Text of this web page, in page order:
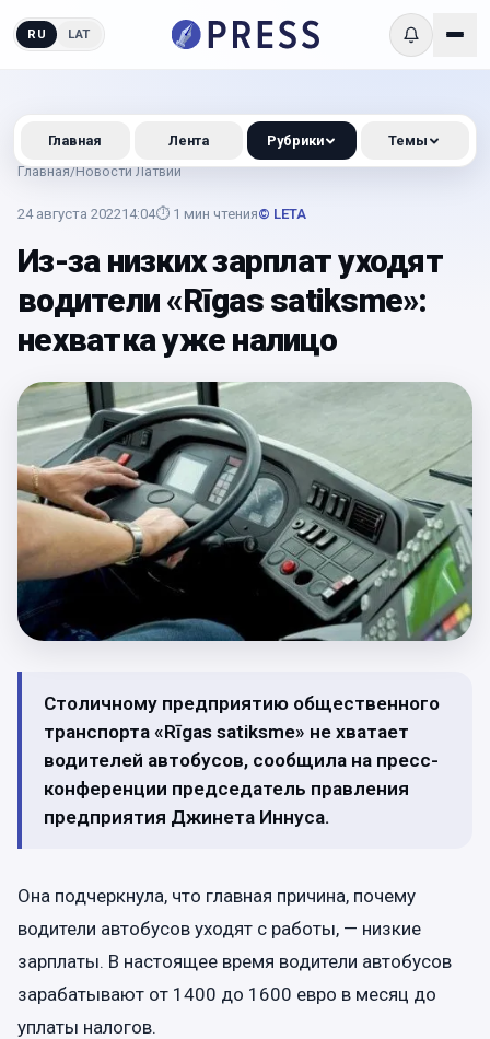
RU LAT
Главная/Новости Латвии
24 августа 202214:04⏱ 1 мин чтения© LETA
Из-за низких зарплат уходят
водители «Rīgas satiksme»:
нехватка уже налицо
Столичному предприятию общественного
транспорта «Rīgas satiksme» не хватает
водителей автобусов, сообщила на пресс-
конференции председатель правления
предприятия Джинета Иннуса.
Она подчеркнула, что главная причина, почему
водители автобусов уходят с работы, — низкие
зарплаты. В настоящее время водители автобусов
зарабатывают от 1400 до 1600 евро в месяц до
уплаты налогов.
Главная Лента Рубрики Темы